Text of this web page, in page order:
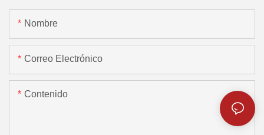
Nombre
Correo Electrónico
Contenido